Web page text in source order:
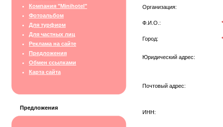
Компания "Minihotel"
Фотоальбом
Для турфирм
Для частных лиц
Реклама на сайте
Предложения
Обмен ссылками
Карта сайта
Предложения
Организация:
Ф.И.О.: *
Город: *
Юридический адрес:
Почтовый адрес:
ИНН: